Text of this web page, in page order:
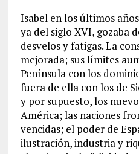
Isabel en los últimos
ya del siglo XVI, gozaba
desvelos y fatigas. La
mejorada; sus límites
Península con los
fuera de ella con los de
y por supuesto, los
América; las naciones
vencidas; el poder de
ilustración, industria y